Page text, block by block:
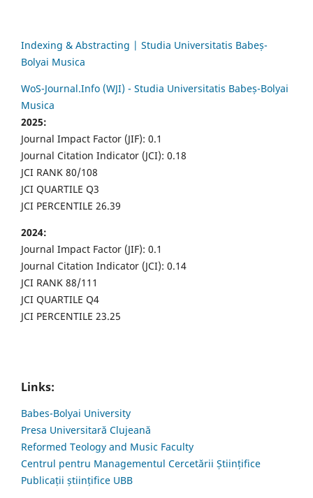
Indexing & Abstracting | Studia Universitatis Babeș-
Bolyai Musica
WoS-Journal.Info (WJI) - Studia Universitatis Babeș-Bolyai
Musica
2025:
Journal Impact Factor (JIF): 0.1
Journal Citation Indicator (JCI): 0.18
JCI RANK 80/108
JCI QUARTILE Q3
JCI PERCENTILE 26.39
2024:
Journal Impact Factor (JIF): 0.1
Journal Citation Indicator (JCI): 0.14
JCI RANK 88/111
JCI QUARTILE Q4
JCI PERCENTILE 23.25
Links:
Babes-Bolyai University
Presa Universitară Clujeană
Reformed Teology and Music Faculty
Centrul pentru Managementul Cercetării Științifice
Publicații științifice UBB